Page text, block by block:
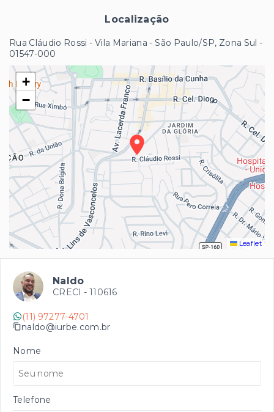
Localização
Rua Cláudio Rossi - Vila Mariana - São Paulo/SP, Zona Sul -
01547-000
+
−
Leaflet
Naldo
CRECI - 110616
(11) 97277-4701
naldo@iurbe.com.br
Nome
Telefone